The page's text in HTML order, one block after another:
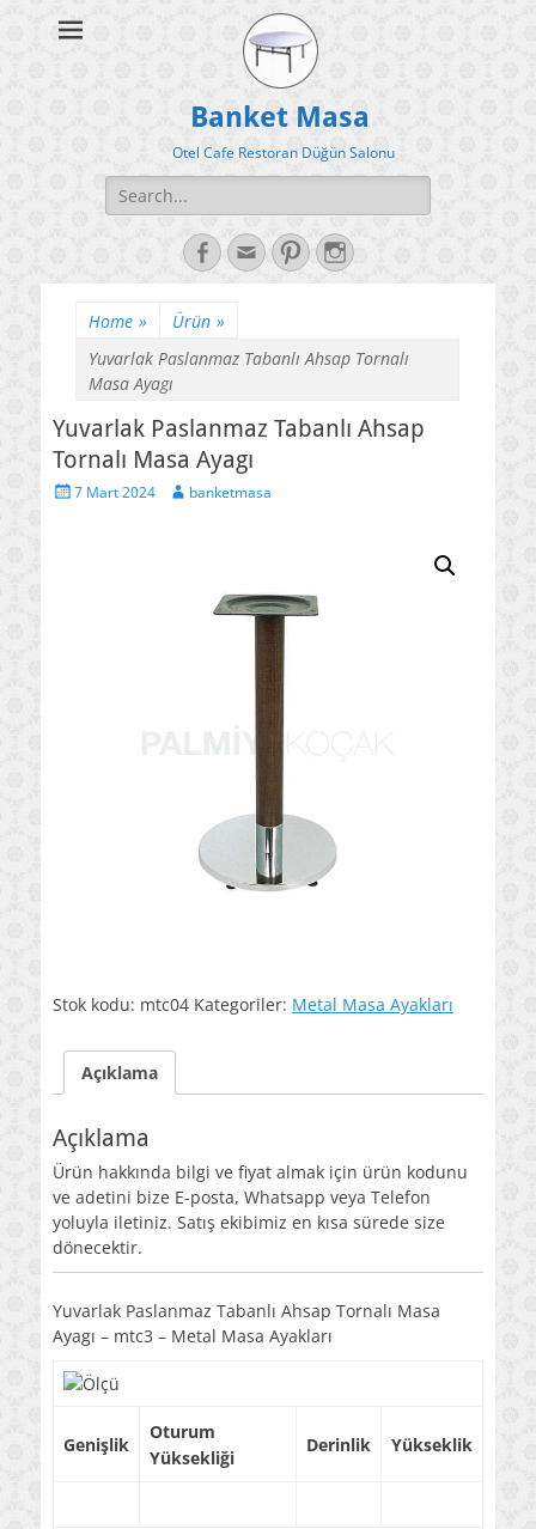
Banket Masa
Otel Cafe Restoran Düğün Salonu
Search
for:
Facebook
EmailPinterestInstagram
Home » Ürün »
Yuvarlak Paslanmaz Tabanlı Ahsap Tornalı
Masa Ayagı
Yuvarlak Paslanmaz Tabanlı Ahsap
Tornalı Masa Ayagı
Posted7 Mart 2024 Authorbanketmasa
Stok kodu: mtc04 Kategoriler: Metal Masa Ayakları
Açıklama
Açıklama
Ürün hakkında bilgi ve fiyat almak için ürün kodunu
ve adetini bize E-posta, Whatsapp veya Telefon
yoluyla iletiniz. Satış ekibimiz en kısa sürede size
dönecektir.
Yuvarlak Paslanmaz Tabanlı Ahsap Tornalı Masa
Ayagı – mtc3 – Metal Masa Ayakları
Genişlik
Oturum
Yüksekliği
Derinlik Yükseklik